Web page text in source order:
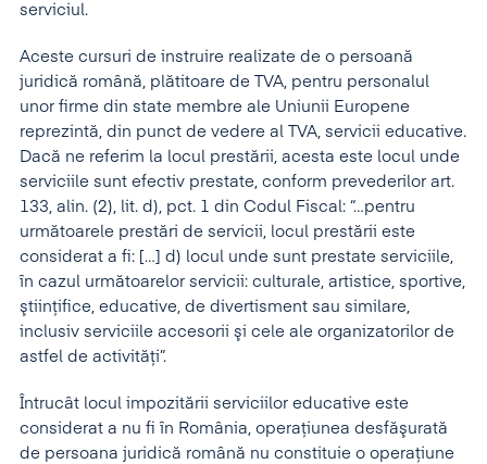
serviciul.
Aceste cursuri de instruire realizate de o persoană
juridică română, plătitoare de TVA, pentru personalul
unor firme din state membre ale Uniunii Europene
reprezintă, din punct de vedere al TVA, servicii educative.
Dacă ne referim la locul prestării, acesta este locul unde
serviciile sunt efectiv prestate, conform prevederilor art.
133, alin. (2), lit. d), pct. 1 din Codul Fiscal: “…pentru
următoarele prestări de servicii, locul prestării este
considerat a fi: […] d) locul unde sunt prestate serviciile,
în cazul următoarelor servicii: culturale, artistice, sportive,
ştiinţifice, educative, de divertisment sau similare,
inclusiv serviciile accesorii şi cele ale organizatorilor de
astfel de activităţi”.
Întrucât locul impozitării serviciilor educative este
considerat a nu fi în România, operaţiunea desfăşurată
de persoana juridică română nu constituie o operaţiune